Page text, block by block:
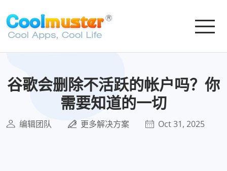
谷歌会删除不活跃的帐户吗？你
需要知道的一切
编辑团队 更多解决方案 Oct 31, 2025